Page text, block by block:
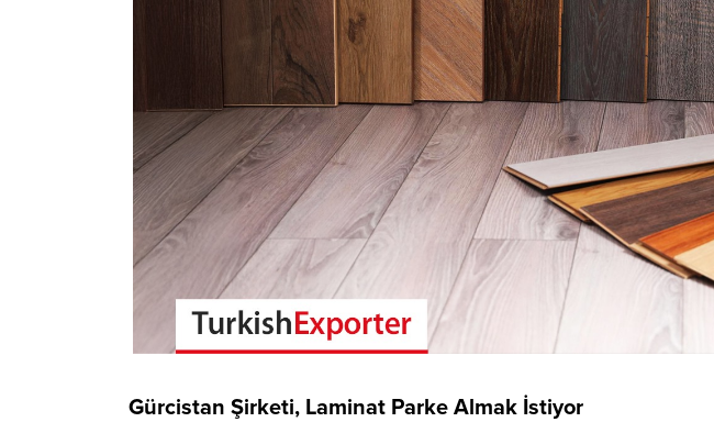
Gürcistan Şirketi, Laminat Parke Almak İstiyor